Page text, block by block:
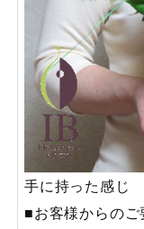
手に持った感じ
■お客様からのご